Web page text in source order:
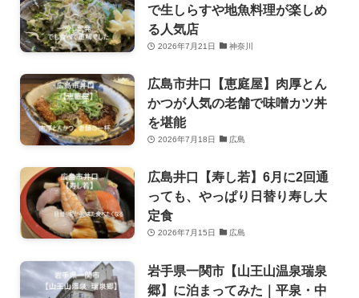
で生しらすや地魚料理が楽しめ
る人気店
2026年7月21日 神奈川
広島市井口【恵庭屋】肉厚とん
かつが人気の老舗で味噌カツ丼
を堪能
2026年7月18日 広島
広島井口【寿し若】6月に2回通
っても、やっぱり日替り寿し大
定食
2026年7月15日 広島
岩手県一関市【山王山温泉瑞泉
郷】に泊まってみた｜平泉・中